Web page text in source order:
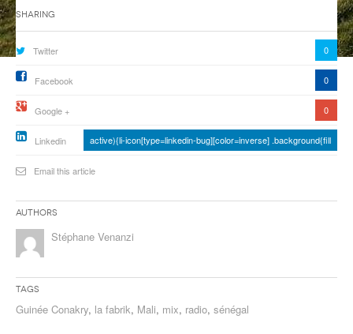
Sharing
Twitter 0
Facebook 0
Google + 0
Linkedin active){li-icon[type=linkedin-bug][color=inverse] .background{fill
Email this article
Authors
Stéphane Venanzi
Tags
Guinée Conakry, la fabrik, Mali, mix, radio, sénégal